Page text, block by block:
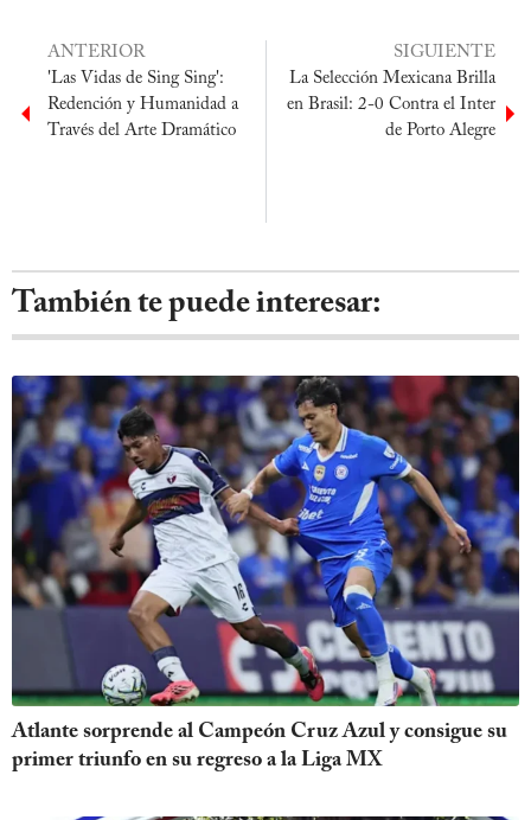
ANTERIOR
'Las Vidas de Sing Sing':
Redención y Humanidad a
Través del Arte Dramático
SIGUIENTE
La Selección Mexicana Brilla
en Brasil: 2-0 Contra el Inter
de Porto Alegre
También te puede interesar:
Atlante sorprende al Campeón Cruz Azul y consigue su
primer triunfo en su regreso a la Liga MX